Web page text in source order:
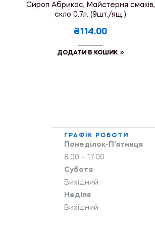
Сироп Абрикос, Майстерня смаків,
скло 0,7л. (9шт./ящ.)
₴114.00
ДОДАТИ В КОШИК
ГРАФІК РОБОТИ
Понеділок-П’ятниця
8.00 – 17.00
Субота
Вихідний
Неділя
Вихідний